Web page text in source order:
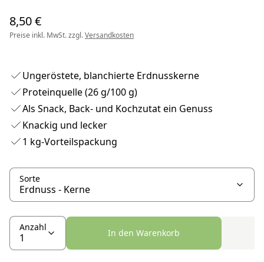
8,50 €
Preise inkl. MwSt. zzgl.Versandkosten
Ungeröstete, blanchierte Erdnusskerne
Proteinquelle (26 g/100 g)
Als Snack, Back- und Kochzutat ein Genuss
Knackig und lecker
1 kg-Vorteilspackung
Sorte
Anzahl
In den Warenkorb